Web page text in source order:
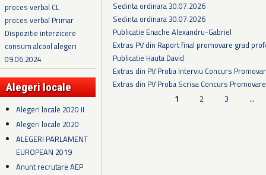
proces verbal CL
proces verbal Primar
Dispozitie interzicere
consum alcool alegeri
09.06.2024
Alegeri locale
Alegeri locale 2020 II
Alegeri locale 2020
ALEGERI PARLAMENT
EUROPEAN 2019
Anunt recrutare AEP
Sedinta ordinara 30.07.2026
Sedinta ordinara 30.07.2026
Publicatie Enache Alexandru-Gabriel
Extras PV din Raport final promovare grad
Publicatie Hauta David
Extras din PV Proba Interviu Concurs
Extras din PV Proba Scrisa Concurs
1 2 3 …